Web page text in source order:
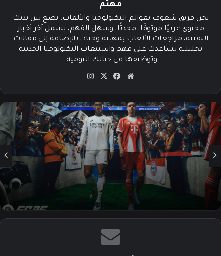
مهتم
نحن فريق شغوف بعوالم التكنولوجيا والألعاب، نضع بين يديك
محتوى عربيًا موثوقًا، محدثًا، وسهل الفهم، يشمل آخر أخبار
التقنية، مراجعات الألعاب بمهنية وحياد، بالإضافة إلى مقالات
تحليلية تساعدك على فهم واستيعاب التكنولوجيا الحديثة
وتوظيفها في حياتك اليومية.
موق
ب
في
وك
‫X
م
مراجعات
مراجعة وتقييم لعبة EA Sports FC 26